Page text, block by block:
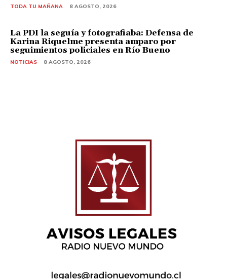
TODA TU MAÑANA 8 AGOSTO, 2026
La PDI la seguía y fotografiaba: Defensa de
Karina Riquelme presenta amparo por
seguimientos policiales en Río Bueno
NOTICIAS 8 AGOSTO, 2026